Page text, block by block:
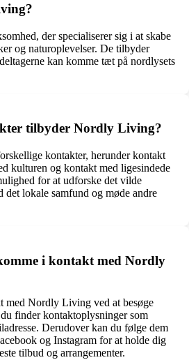
der specialiserer sig i at skabe
og naturoplevelser. De tilbyder
kan komme tæt på nordlysets
tilbyder Nordly Living?
kontakter, herunder kontakt
kulturen og kontakt med ligesindede
for at udforske det vilde
det lokale samfund og møde andre
i kontakt med Nordly
med Nordly Living ved at besøge
finder kontaktoplysninger som
Derudover kan du følge dem
og Instagram for at holde dig
tilbud og arrangementer.